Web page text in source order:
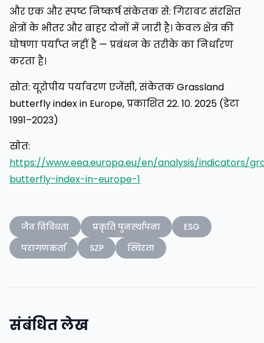
और एक और स्पष्ट निष्कर्ष संकेतक से: गिरावट संरक्षित
क्षेत्रों के भीतर और बाहर दोनों में जारी है। केवल क्षेत्र की
घोषणा पर्याप्त नहीं है — प्रबंधन के तरीके का निर्धारण
करता है।
स्रोत: यूरोपीय पर्यावरण एजेंसी, संकेतक Grassland
butterfly index in Europe, प्रकाशित 22. 10. 2025 (डेटा
1991–2023)
स्रोत:
https://www.eea.europa.eu/en/analysis/indicators/
butterfly-index-in-europe-1
जैव विविधता प्रकृति पुनर्स्थापना
ESG
परागणकर्ता
SZP स्थिरता
संबंधित लेख